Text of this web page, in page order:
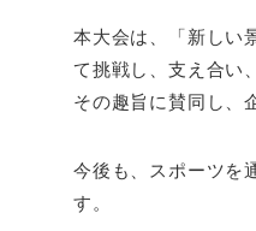
本大会は、「新しい
て挑戦し、支え合い
その趣旨に賛同し、
今後も、スポーツを
す。